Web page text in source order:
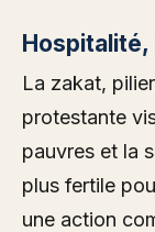
La zakat,
protestante
pauvres et la
plus fertile
une action